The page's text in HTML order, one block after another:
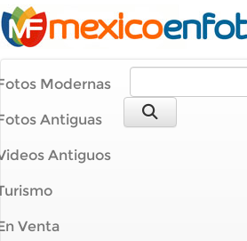
Modernas
Antiguas
Antiguos
Venta